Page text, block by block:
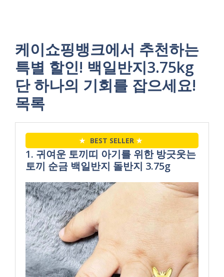
케이쇼핑뱅크에서 추천하는
특별 할인! 백일반지3.75kg
단 하나의 기회를 잡으세요!
목록
★ BEST SELLER ★
1. 귀여운 토끼띠 아기를 위한 방긋웃는
토끼 순금 백일반지 돌반지 3.75g